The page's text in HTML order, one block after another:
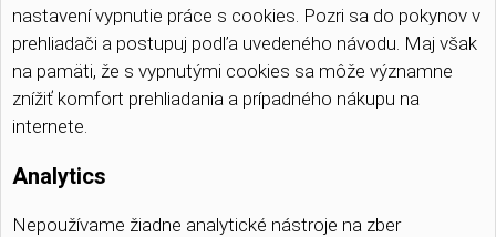
nastavení vypnutie práce s cookies. Pozri sa do pokynov v
prehliadači a postupuj podľa uvedeného návodu. Maj však
na pamäti, že s vypnutými cookies sa môže významne
znížiť komfort prehliadania a prípadného nákupu na
internete.
Analytics
Nepoužívame žiadne analytické nástroje na zber